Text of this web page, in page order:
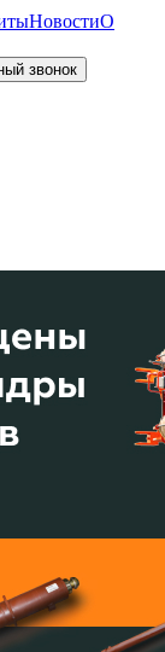
НовостиО
звонок